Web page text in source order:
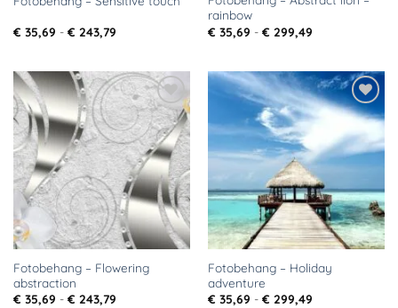
€ 35,69 - € 243,79Prijsklasse:
rainbow
€ 35,69 - € 299,49Prijsklasse:
Toevoegen
aan
verlanglijst
Fotobehang – Flowering
abstraction
€ 35,69 - € 243,79Prijsklasse:
Toevoegen
verlanglijst
Fotobehang – Holiday
adventure
€ 35,69 - € 299,49Prijsklasse: